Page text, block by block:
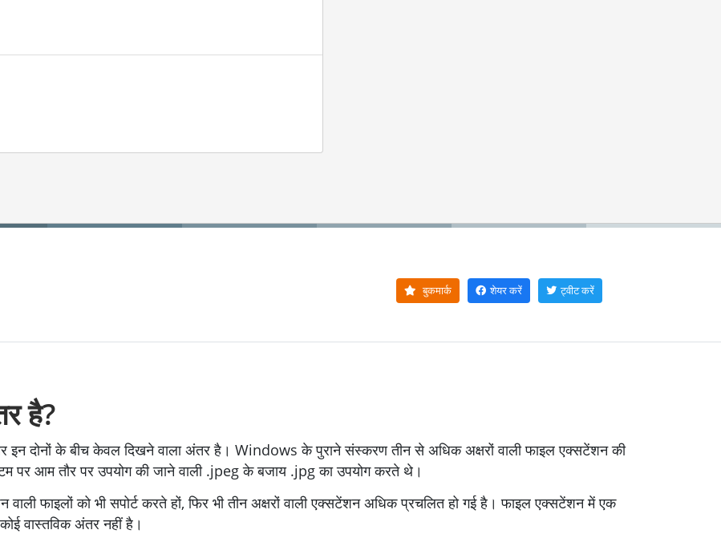
बुकमार्क शेयर करें ट्वीट करें
है?
इन दोनों के बीच केवल दिखने वाला अंतर है। Windows के पुराने संस्करण तीन से अधिक अक्षरों वाली फाइल एक्सटेंशन की
पर आम तौर पर उपयोग की जाने वाली .jpeg के बजाय .jpg का उपयोग करते थे।
फाइलों को भी सपोर्ट करते हों, फिर भी तीन अक्षरों वाली एक्सटेंशन अधिक प्रचलित हो गई है। फाइल एक्सटेंशन में एक
वास्तविक अंतर नहीं है।